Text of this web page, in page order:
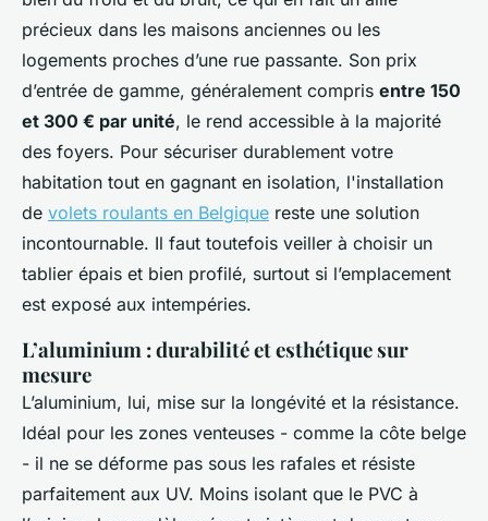
précieux dans les maisons anciennes ou les
logements proches d’une rue passante. Son prix
d’entrée de gamme, généralement compris entre 150
et 300 € par unité, le rend accessible à la majorité
des foyers. Pour sécuriser durablement votre
habitation tout en gagnant en isolation, l'installation
de volets roulants en Belgique reste une solution
incontournable. Il faut toutefois veiller à choisir un
tablier épais et bien profilé, surtout si l’emplacement
est exposé aux intempéries.
L’aluminium : durabilité et esthétique sur
mesure
L’aluminium, lui, mise sur la longévité et la résistance.
Idéal pour les zones venteuses - comme la côte belge
- il ne se déforme pas sous les rafales et résiste
parfaitement aux UV. Moins isolant que le PVC à